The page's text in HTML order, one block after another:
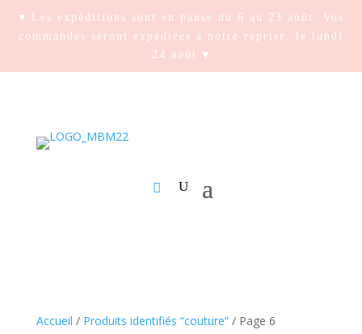
♥ Les expéditions sont en pause du 6 au 23 août. Vos
commandes seront expédiées à notre reprise, le lundi
24 août ♥
Accueil / Produits identifiés “couture”/ Page 6